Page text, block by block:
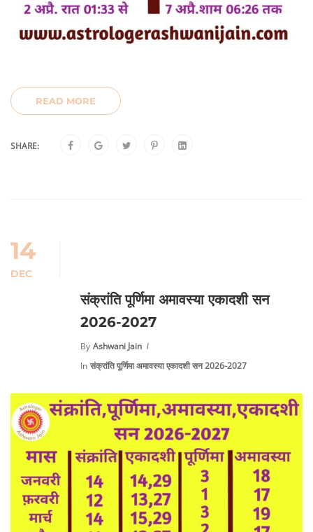
READ MORE
SHARE:
14
DEC
संक्रांति पूर्णिमा अमावस्या एकादशी सन
2026-2027
By Ashwani Jain
In संक्रांति पूर्णिमा अमावस्या एकादशी सन 2026-2027